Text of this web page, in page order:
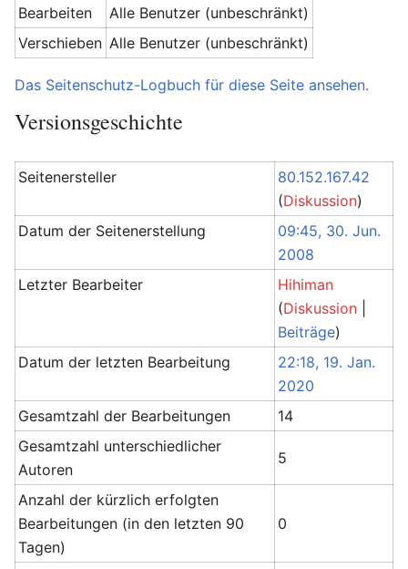
Bearbeiten
Alle Benutzer (unbeschränkt)
Verschieben Alle Benutzer (unbeschränkt)
Das Seitenschutz-Logbuch für diese Seite ansehen.
Versionsgeschichte
Seitenersteller
80.152.167.42
(Diskussion)
Datum der Seitenerstellung
09:45, 30. Jun.
2008
Letzter Bearbeiter
Hihiman
(Diskussion
Beiträge)
Datum der letzten Bearbeitung
22:18, 19. Jan.
2020
Gesamtzahl der Bearbeitungen
14
Gesamtzahl unterschiedlicher
Autoren
5
Anzahl der kürzlich erfolgten
Bearbeitungen (in den letzten 90
Tagen)
0